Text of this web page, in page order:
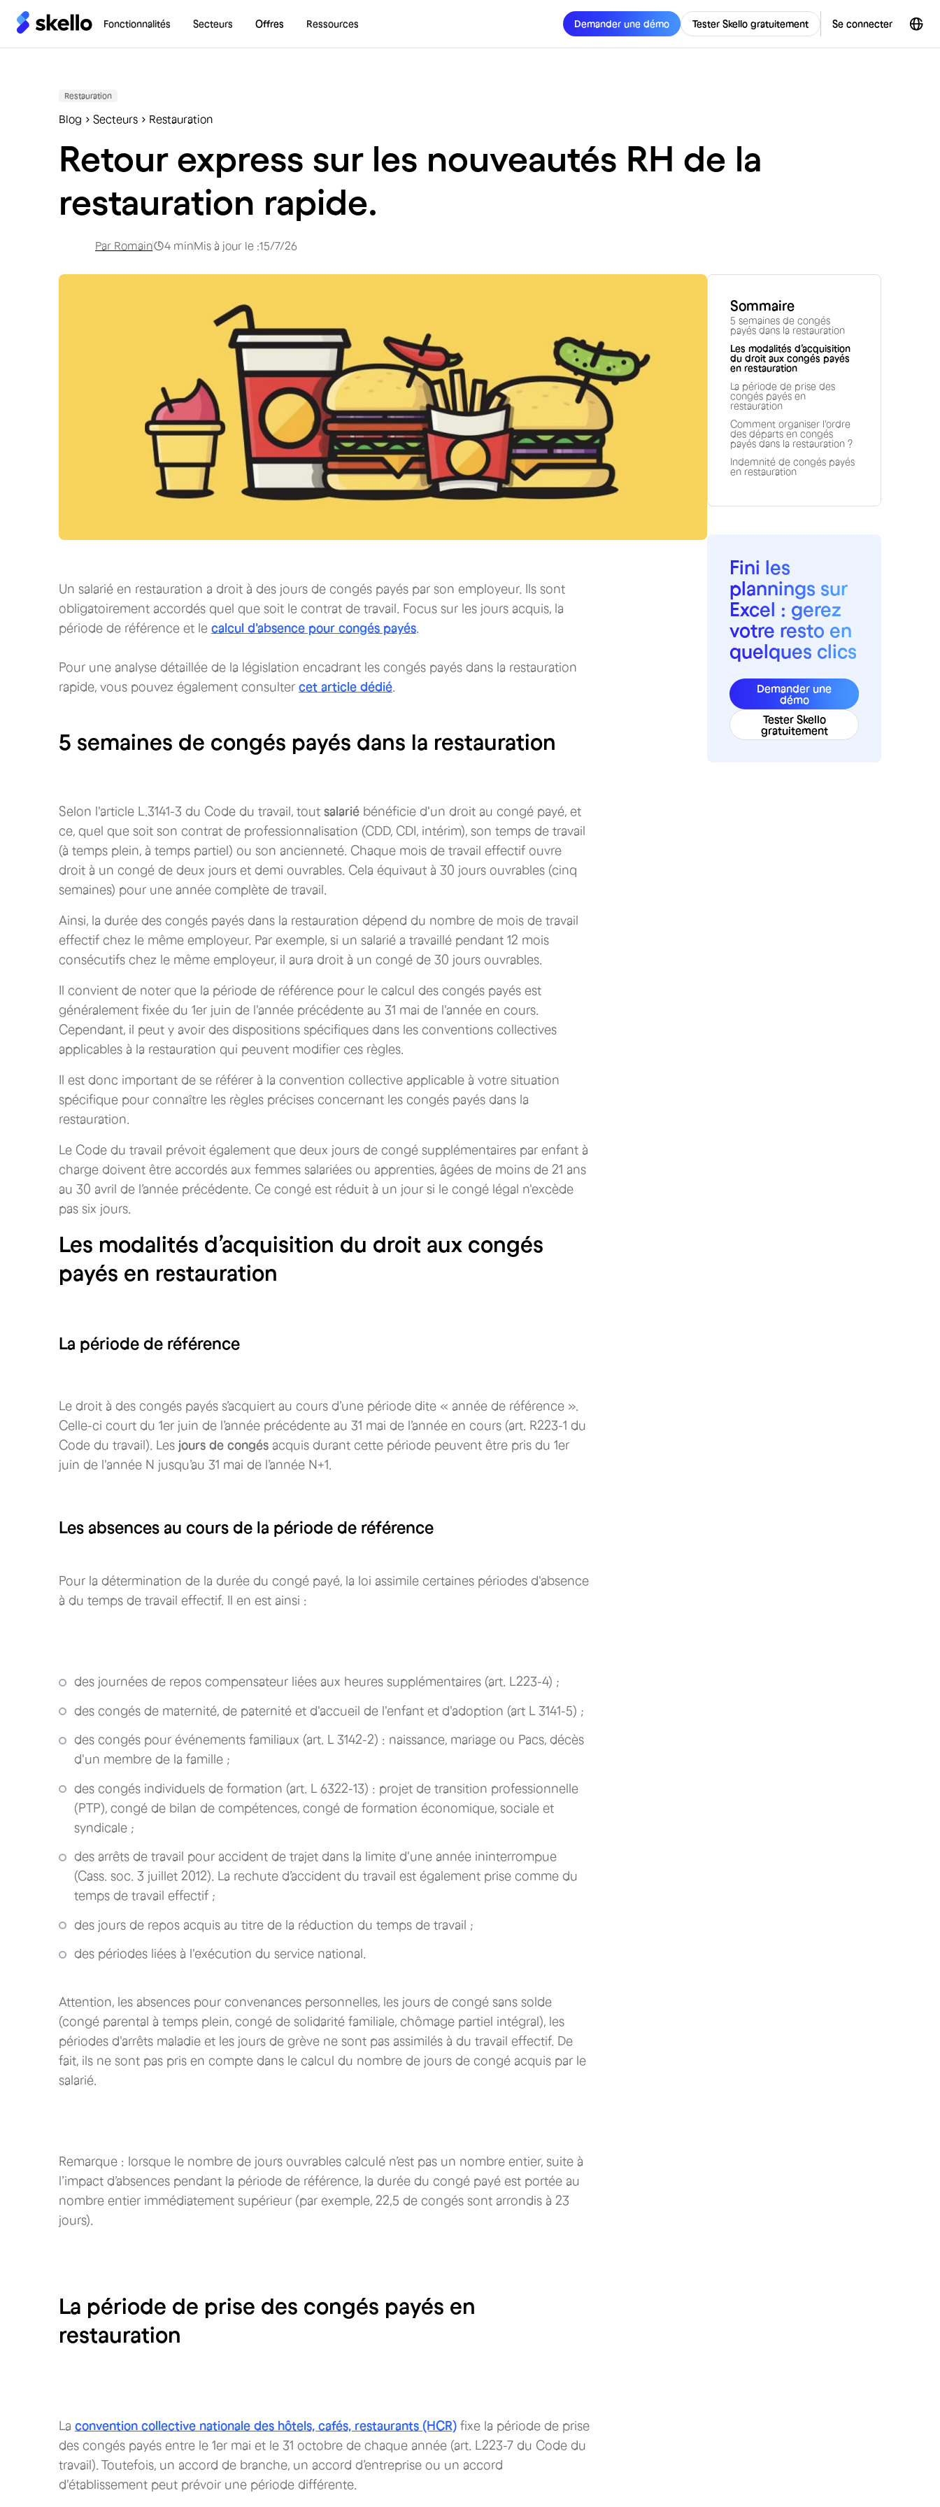
Fonctionnalités Secteurs Offres Ressources Demander une démo Tester Skello gratuitement Se connecter
Restauration
Blog Secteurs Restauration
Retour express sur les nouveautés RH de la
restauration rapide.
Par Romain 4 minMis à jour le :15/7/26
Un salarié en restauration a droit à des jours de congés payés par son employeur. Ils sont
obligatoirement accordés quel que soit le contrat de travail. Focus sur les jours acquis, la
période de référence et le calcul d'absence pour congés payés.
Pour une analyse détaillée de la législation encadrant les congés payés dans la restauration
rapide, vous pouvez également consulter cet article dédié.
5 semaines de congés payés dans la restauration
Selon l'article L.3141-3 du Code du travail, tout salarié bénéficie d'un droit au congé payé, et
ce, quel que soit son contrat de professionnalisation (CDD, CDI, intérim), son temps de travail
(à temps plein, à temps partiel) ou son ancienneté. Chaque mois de travail effectif ouvre
droit à un congé de deux jours et demi ouvrables. Cela équivaut à 30 jours ouvrables (cinq
semaines) pour une année complète de travail.
Ainsi, la durée des congés payés dans la restauration dépend du nombre de mois de travail
effectif chez le même employeur. Par exemple, si un salarié a travaillé pendant 12 mois
consécutifs chez le même employeur, il aura droit à un congé de 30 jours ouvrables.
Il convient de noter que la période de référence pour le calcul des congés payés est
généralement fixée du 1er juin de l'année précédente au 31 mai de l'année en cours.
Cependant, il peut y avoir des dispositions spécifiques dans les conventions collectives
applicables à la restauration qui peuvent modifier ces règles.
Il est donc important de se référer à la convention collective applicable à votre situation
spécifique pour connaître les règles précises concernant les congés payés dans la
restauration.
Le Code du travail prévoit également que deux jours de congé supplémentaires par enfant à
charge doivent être accordés aux femmes salariées ou apprenties, âgées de moins de 21 ans
au 30 avril de l’année précédente. Ce congé est réduit à un jour si le congé légal n'excède
pas six jours.
Les modalités d’acquisition du droit aux congés
payés en restauration
La période de référence
Le droit à des congés payés s’acquiert au cours d’une période dite « année de référence ».
Celle-ci court du 1er juin de l’année précédente au 31 mai de l’année en cours (art. R223-1 du
Code du travail). Les jours de congés acquis durant cette période peuvent être pris du 1er
juin de l'année N jusqu’au 31 mai de l’année N+1.
Les absences au cours de la période de référence
Pour la détermination de la durée du congé payé, la loi assimile certaines périodes d'absence
à du temps de travail effectif. Il en est ainsi :
des journées de repos compensateur liées aux heures supplémentaires (art. L223-4) ;
des congés de maternité, de paternité et d'accueil de l'enfant et d'adoption (art L 3141-5) ;
des congés pour événements familiaux (art. L 3142-2) : naissance, mariage ou Pacs, décès
d'un membre de la famille ;
des congés individuels de formation (art. L 6322-13) : projet de transition professionnelle
(PTP), congé de bilan de compétences, congé de formation économique, sociale et
syndicale ;
des arrêts de travail pour accident de trajet dans la limite d'une année ininterrompue
(Cass. soc. 3 juillet 2012). La rechute d’accident du travail est également prise comme du
temps de travail effectif ;
des jours de repos acquis au titre de la réduction du temps de travail ;
des périodes liées à l'exécution du service national.
Attention, les absences pour convenances personnelles, les jours de congé sans solde
(congé parental à temps plein, congé de solidarité familiale, chômage partiel intégral), les
périodes d'arrêts maladie et les jours de grève ne sont pas assimilés à du travail effectif. De
fait, ils ne sont pas pris en compte dans le calcul du nombre de jours de congé acquis par le
salarié.
Remarque : lorsque le nombre de jours ouvrables calculé n’est pas un nombre entier, suite à
l’impact d’absences pendant la période de référence, la durée du congé payé est portée au
nombre entier immédiatement supérieur (par exemple, 22,5 de congés sont arrondis à 23
jours).
La période de prise des congés payés en
restauration
La convention collective nationale des hôtels, cafés, restaurants (HCR) fixe la période de prise
des congés payés entre le 1er mai et le 31 octobre de chaque année (art. L223-7 du Code du
travail). Toutefois, un accord de branche, un accord d’entreprise ou un accord
d'établissement peut prévoir une période différente.
Sommaire
5 semaines de congés
payés dans la restauration
Les modalités d’acquisition
du droit aux congés payés
en restauration
La période de prise des
congés payés en
restauration
Comment organiser l'ordre
des départs en congés
payés dans la restauration ?
Indemnité de congés payés
en restauration
Fini les
plannings sur
Excel : gerez
votre resto en
quelques clics
Demander une
démo
Tester Skello
gratuitement